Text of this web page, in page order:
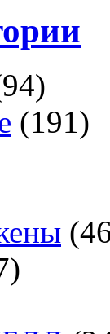
(191)